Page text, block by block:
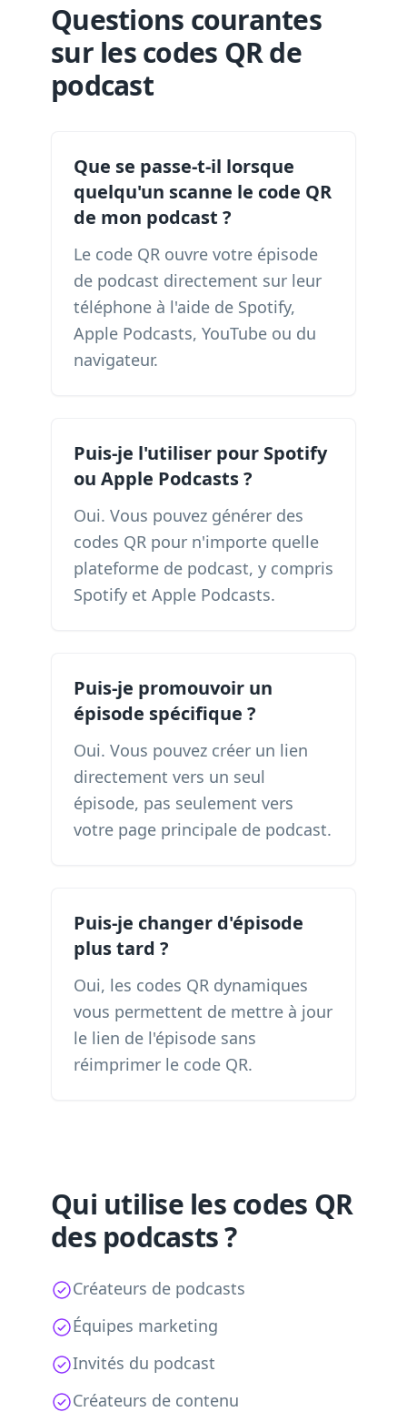
Questions courantes
sur les codes QR de
podcast
Que se passe-t-il lorsque
quelqu'un scanne le code QR
de mon podcast ?
Le code QR ouvre votre épisode
de podcast directement sur leur
téléphone à l'aide de Spotify,
Apple Podcasts, YouTube ou du
navigateur.
Puis-je l'utiliser pour Spotify
ou Apple Podcasts ?
Oui. Vous pouvez générer des
codes QR pour n'importe quelle
plateforme de podcast, y compris
Spotify et Apple Podcasts.
Puis-je promouvoir un
épisode spécifique ?
Oui. Vous pouvez créer un lien
directement vers un seul
épisode, pas seulement vers
votre page principale de podcast.
Puis-je changer d'épisode
plus tard ?
Oui, les codes QR dynamiques
vous permettent de mettre à jour
le lien de l'épisode sans
réimprimer le code QR.
Qui utilise les codes QR
des podcasts ?
Créateurs de podcasts
Équipes marketing
Invités du podcast
Créateurs de contenu